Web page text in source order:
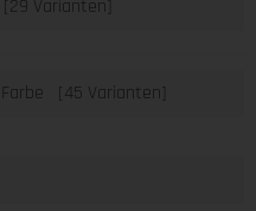
[29 Varianten]
[45 Varianten]